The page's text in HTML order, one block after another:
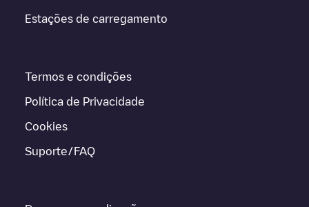
Estações de carregamento
Termos e condições
Política de Privacidade
Cookies
Suporte/FAQ